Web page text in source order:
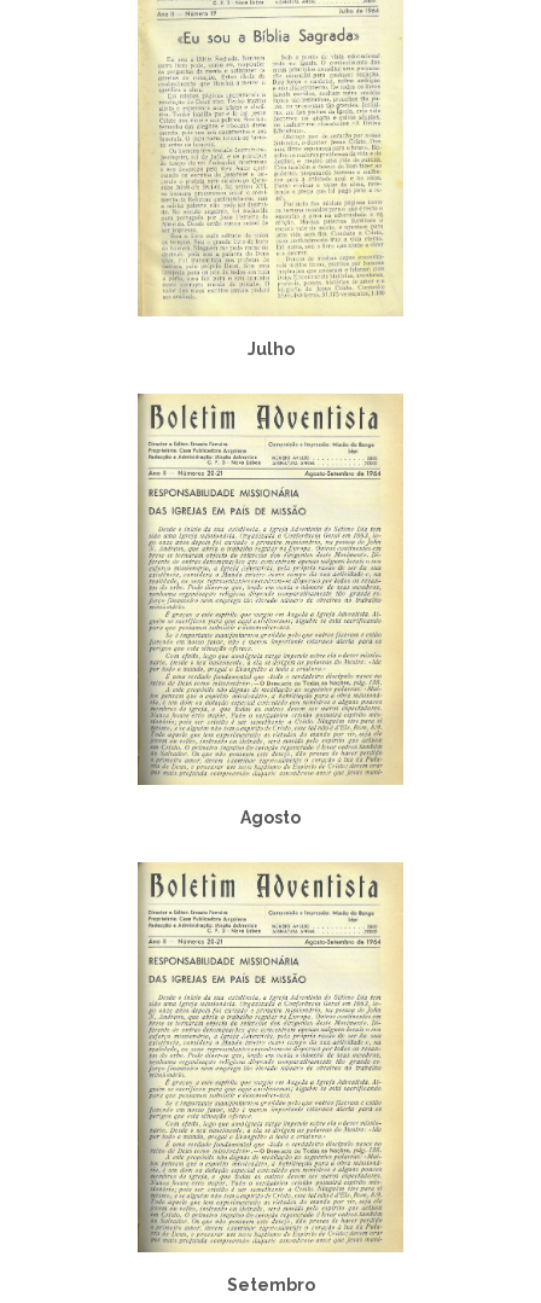
Julho
Agosto
Setembro